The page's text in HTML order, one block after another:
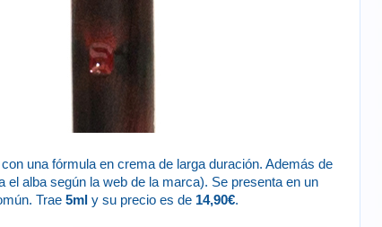
una fórmula en crema de larga duración. Además de
el alba según la web de la marca). Se presenta en un
Trae 5ml y su precio es de 14,90€.